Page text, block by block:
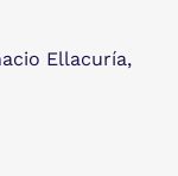
Ellacuría,